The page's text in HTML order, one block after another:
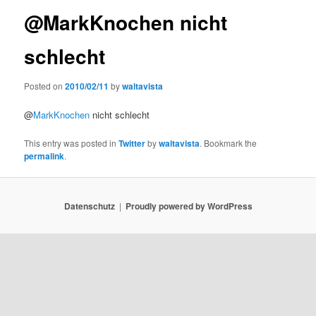
@MarkKnochen nicht
schlecht
Posted on2010/02/11 bywaltavista
@MarkKnochen nicht schlecht
This entry was posted inTwitterbywaltavista. Bookmark the
permalink.
Datenschutz Proudly powered by WordPress